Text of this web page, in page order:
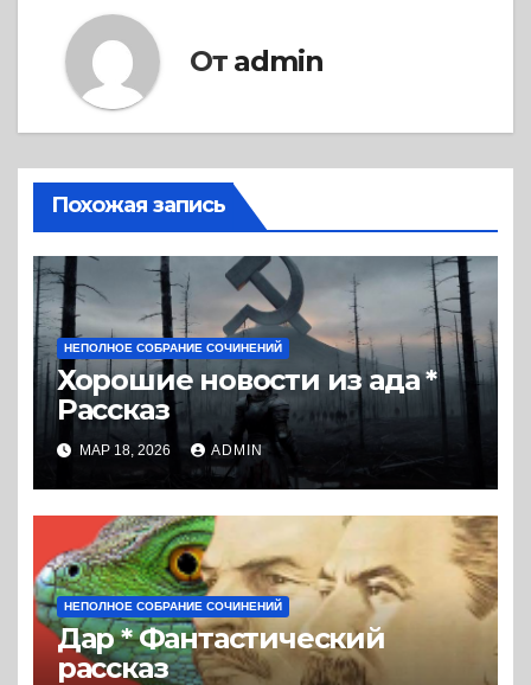
От admin
Похожая запись
НЕПОЛНОЕ СОБРАНИЕ СОЧИНЕНИЙ
Хорошие новости из ада *
Рассказ
МАР 18, 2026 ADMIN
НЕПОЛНОЕ СОБРАНИЕ СОЧИНЕНИЙ
Дар * Фантастический
рассказ